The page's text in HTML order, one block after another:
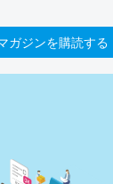
ガジンを購読する